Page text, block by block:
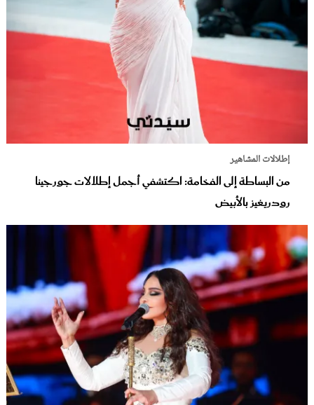
إطلالات المشاهير
من البساطة إلى الفخامة: اكتشفي أجمل إطلالات جورجينا
رودريغيز بالأبيض